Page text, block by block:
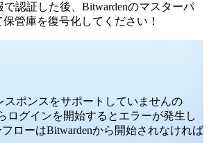
で認証した後、Bitwardenのマスターパ
管庫を復号化してください！
スポンスをサポートしていませんの
ログインを開始するとエラーが発生し
ローはBitwardenから開始されなければ